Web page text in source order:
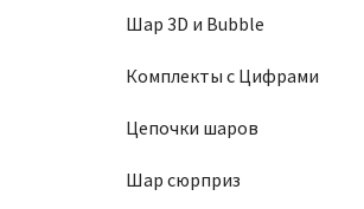
Шар 3D и Bubble
Комплекты с Цифрами
Цепочки шаров
Шар сюрприз